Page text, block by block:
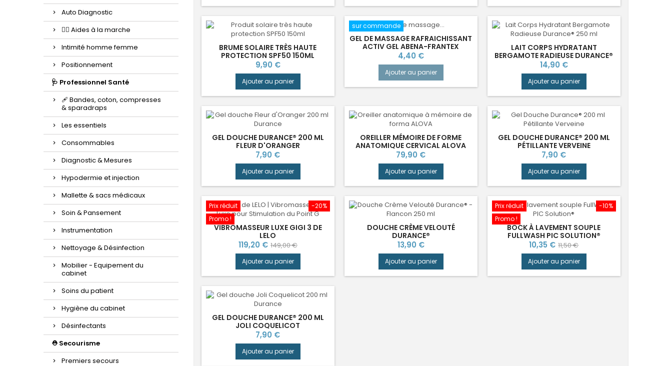
Auto Diagnostic
🚶‍♂️ Aides à la marche
Intimité homme femme
Positionnement
🩺 Professionnel Santé
🩹 Bandes, coton, compresses
& sparadraps
Les essentiels
Consommables
Diagnostic & Mesures
Hypodermie et injection
Mallette & sacs médicaux
Soin & Pansement
Instrumentation
Nettoyage & Désinfection
Mobilier - Equipement du
cabinet
Soins du patient
Hygiène du cabinet
Désinfectants
⛑️ Secourisme
Premiers secours
BRUME SOLAIRE TRÈS HAUTE
PROTECTION SPF50 150ML
Prix
9,90 €
Ajouter au panier
sur commande
GEL DE MASSAGE RAFRAICHISSANT
ACTIV GEL ABENA-FRANTEX
Prix
4,40 €
Ajouter au panier
LAIT CORPS HYDRATANT
BERGAMOTE RADIEUSE DURANCE®
Prix
14,90 €
Ajouter au panier
GEL DOUCHE DURANCE® 200 ML
FLEUR D'ORANGER
Prix
7,90 €
Ajouter au panier
OREILLER MÉMOIRE DE FORME
ANATOMIQUE CERVICAL ALOVA
Prix
79,90 €
Ajouter au panier
GEL DOUCHE DURANCE® 200 ML
PÉTILLANTE VERVEINE
Prix
7,90 €
Ajouter au panier
-20%
Prix réduit
Promo !
VIBROMASSEUR LUXE GIGI 3 DE
LELO
Prix
119,20 € Prix
base
149,00 €
Ajouter au panier
DOUCHE CRÈME VELOUTÉ
DURANCE®
Prix
13,90 €
Ajouter au panier
-10%
Prix réduit
Promo !
BOCK À LAVEMENT SOUPLE
FULLWASH PIC SOLUTION®
Prix
10,35 € Prix
base
11,50 €
Ajouter au panier
GEL DOUCHE DURANCE® 200 ML
JOLI COQUELICOT
Prix
7,90 €
Ajouter au panier